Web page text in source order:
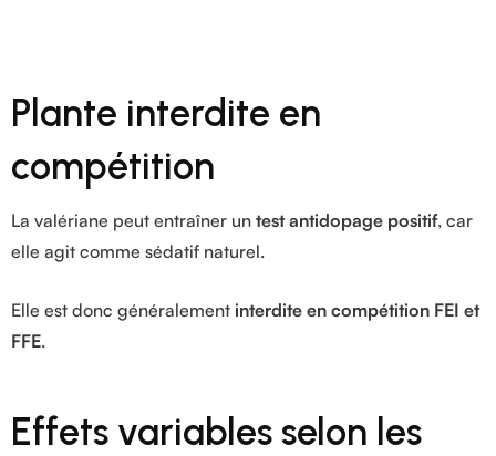
Plante interdite en
compétition
La valériane peut entraîner un test antidopage positif, car
elle agit comme sédatif naturel.
Elle est donc généralement interdite en compétition FEI et
FFE.
Effets variables selon les